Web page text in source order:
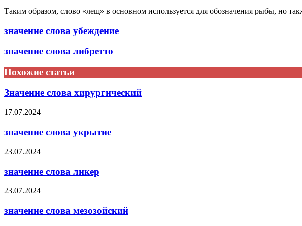
Таким образом, слово «лещ» в основном используется для обозначения рыбы, но
значение слова убеждение
значение слова либретто
Похожие статьи
Значение слова хирургический
17.07.2024
значение слова укрытие
23.07.2024
значение слова ликер
23.07.2024
значение слова мезозойский